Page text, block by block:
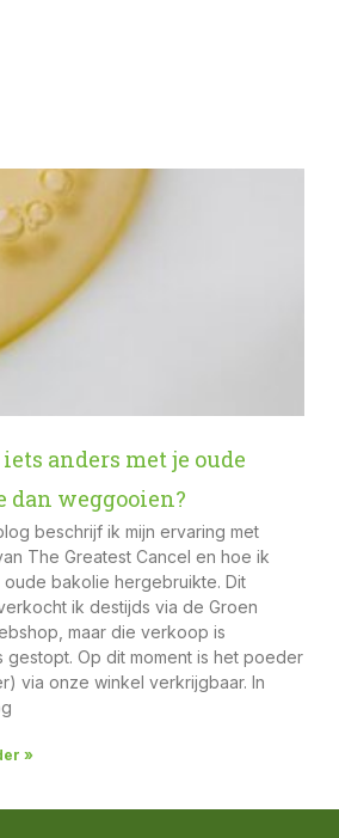
anders met je oude
dan weggooien?
beschrijf ik mijn ervaring met
The Greatest Cancel en hoe ik
oude bakolie hergebruikte. Dit
ik destijds via de Groen
maar die verkoop is
gestopt. Op dit moment is het poeder
via onze winkel verkrijgbaar. In
»